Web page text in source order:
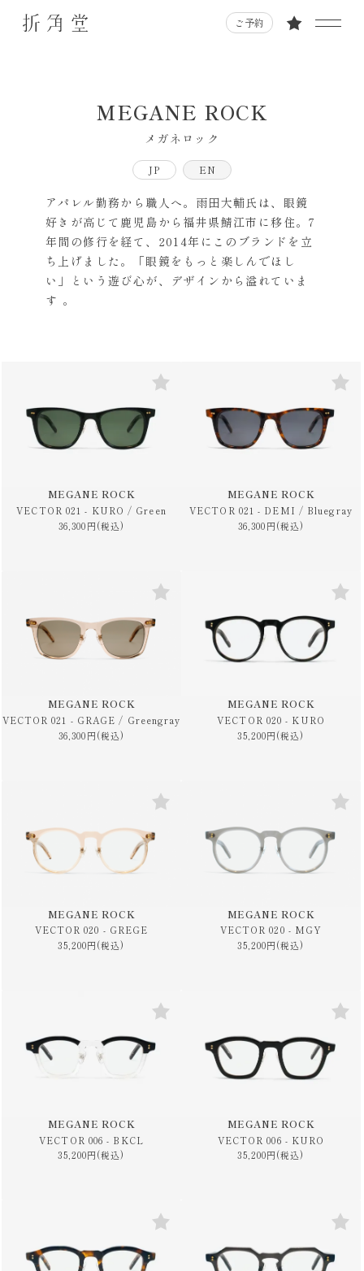
ご予約
MEGANE ROCK
メガネロック
JP EN
アパレル勤務から職人へ。雨田大輔氏は、眼鏡
好きが高じて鹿児島から福井県鯖江市に移住。7
年間の修行を経て、2014年にこのブランドを立
ち上げました。「眼鏡をもっと楽しんでほし
い」という遊び心が、デザインから溢れていま
す 。
MEGANE ROCK
VECTOR 021 - KURO / Green
36,300円(税込)
MEGANE ROCK
VECTOR 021 - DEMI / Bluegray
36,300円(税込)
MEGANE ROCK
VECTOR 021 - GRAGE / Greengray
36,300円(税込)
MEGANE ROCK
VECTOR 020 - KURO
35,200円(税込)
MEGANE ROCK
VECTOR 020 - GREGE
35,200円(税込)
MEGANE ROCK
VECTOR 020 - MGY
35,200円(税込)
MEGANE ROCK
VECTOR 006 - BKCL
35,200円(税込)
MEGANE ROCK
VECTOR 006 - KURO
35,200円(税込)